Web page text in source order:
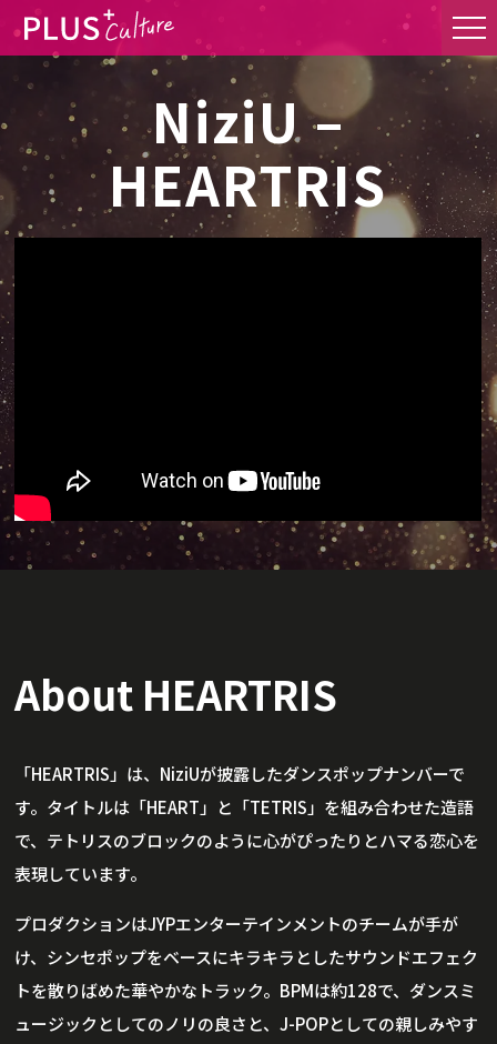
NiziU –
HEARTRIS
About HEARTRIS
「HEARTRIS」は、NiziUが披露したダンスポップナンバーで
す。タイトルは「HEART」と「TETRIS」を組み合わせた造語
で、テトリスのブロックのように心がぴったりとハマる恋心を
表現しています。
プロダクションはJYPエンターテインメントのチームが手が
け、シンセポップをベースにキラキラとしたサウンドエフェク
トを散りばめた華やかなトラック。BPMは約128で、ダンスミ
ュージックとしてのノリの良さと、J-POPとしての親しみやす